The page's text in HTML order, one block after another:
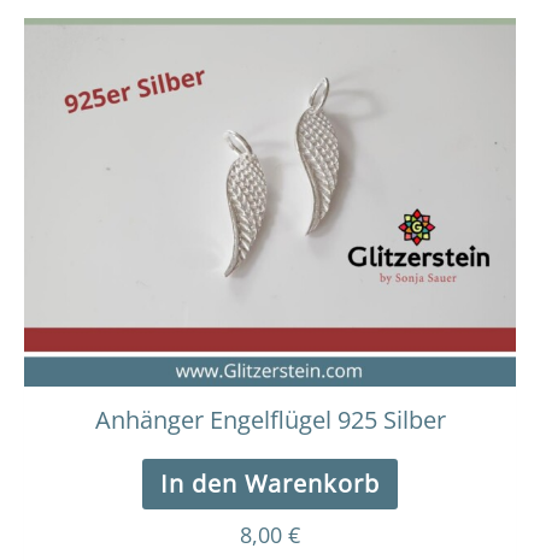
Anhänger Engelflügel 925 Silber
In den Warenkorb
8,00 €